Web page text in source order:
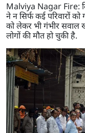
Malviya Nagar Fire:
ने न सिर्फ कई परिवारों
को लेकर भी गंभीर सवाल
लोगों की मौत हो चुकी है.